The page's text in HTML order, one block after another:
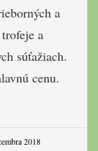
a
a
súťažiach.
cenu.
2018